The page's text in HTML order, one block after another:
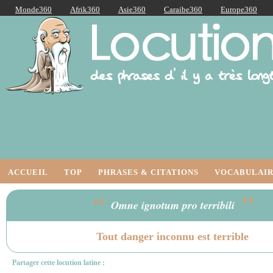
Monde360 Afrik360 Asie360 Caraibe360
Europe360
AmériqueLatine360
Océanie360
Orient360
Locutions Latines
ACCUEIL TOP PHRASES & CITATIONS
“ Omne ignotum pro terribili ”
Tout danger inconnu est terrible
Partager cette locution latine :